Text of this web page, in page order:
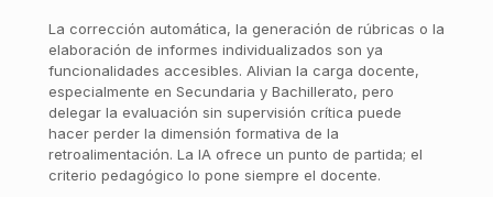
La corrección automática, la generación de rúbricas o la
elaboración de informes individualizados son ya
funcionalidades accesibles. Alivian la carga docente,
especialmente en Secundaria y Bachillerato, pero
delegar la evaluación sin supervisión crítica puede
hacer perder la dimensión formativa de la
retroalimentación. La IA ofrece un punto de partida; el
criterio pedagógico lo pone siempre el docente.